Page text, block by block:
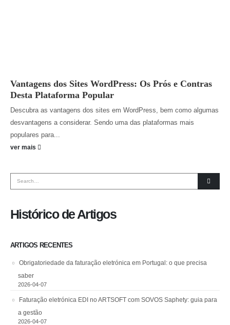
Vantagens dos Sites WordPress: Os Prós e Contras
Desta Plataforma Popular
Descubra as vantagens dos sites em WordPress, bem como algumas
desvantagens a considerar. Sendo uma das plataformas mais
populares para...
ver mais
Histórico de Artigos
ARTIGOS RECENTES
Obrigatoriedade da faturação eletrónica em Portugal: o que precisa
saber
2026-04-07
Faturação eletrónica EDI no ARTSOFT com SOVOS Saphety: guia para
a gestão
2026-04-07